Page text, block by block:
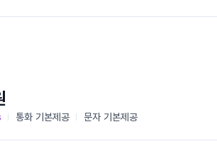
통화 기본제공 문자 기본제공